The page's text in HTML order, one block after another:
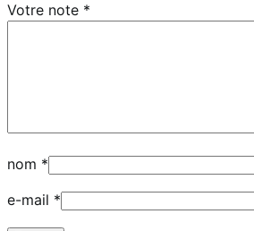
Votre note *
nom *
e-mail *